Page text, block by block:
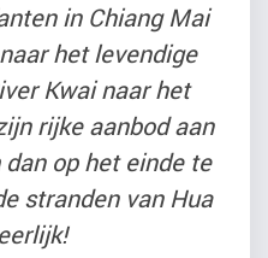
in Chiang Mai
het levendige
Kwai naar het
rijke aanbod aan
op het einde te
stranden van Hua